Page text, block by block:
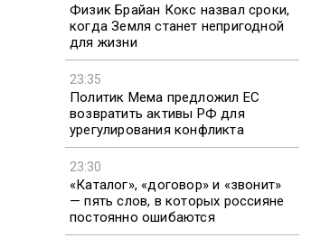
Физик Брайан Кокс назвал сроки,
когда Земля станет непригодной
для жизни
23:35
Политик Мема предложил ЕС
возвратить активы РФ для
урегулирования конфликта
23:30
«Каталог», «договор» и «звонит»
— пять слов, в которых россияне
постоянно ошибаются